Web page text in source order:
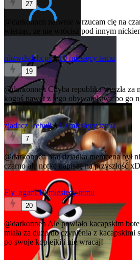
27
@darkonnen
naiwnie wrzucam cię na
wierząc, że nie wrócisz pod innym
nbzwdsdzbcps★10 miesięcy temu
19
@darkonnenChyba republika weszła za
kogoś nawet z jego obywatelstwa bo go
zjadacz_cebuli★10 miesięcy temu
7
@darkonnenbrat dziadka memcena był
czarno ale notke napiszę na przyszłość xD
Fly_agaric10 miesięcy temu
20
@darkonnen Ale powiało kacapskim
miała za dużo do czynienia z kacapskimi
po swoje kopiejki i nie wracaj!